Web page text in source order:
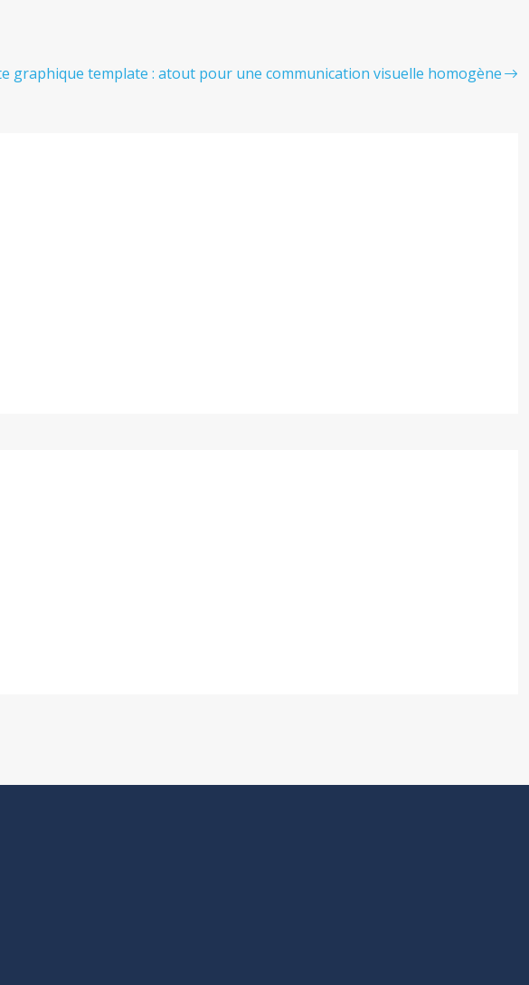
graphique template : atout pour une communication visuelle homogène